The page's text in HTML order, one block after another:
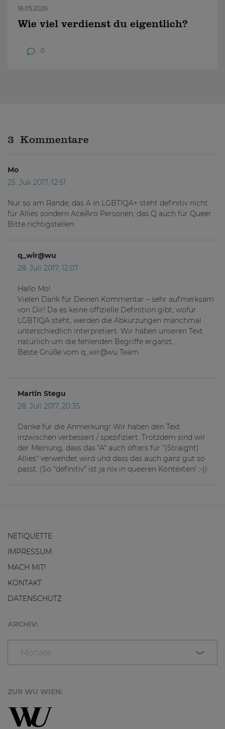
18.05.2026
Wie viel verdienst du eigentlich?
0
3 Kommentare
Mo
25. Juli 2017, 12:51
Nur so am Rande, das A in LGBTIQA+ steht definitiv nicht
für Allies sondern Ace/Aro Personen, das Q auch für Queer.
Bitte richtigstellen.
q_wir@wu
28. Juli 2017, 12:07
Hallo Mo!
Vielen Dank für Deinen Kommentar – sehr aufmerksam
von Dir! Da es keine offizielle Definition gibt, wofür
LGBTIQA steht, werden die Abkürzungen manchmal
unterschiedlich interpretiert. Wir haben unseren Text
natürlich um die fehlenden Begriffe ergänzt.
Beste Grüße vom q_wir@wu Team
Martin Stegu
28. Juli 2017, 20:35
Danke für die Anmerkung! Wir haben den Text
inzwischen verbessert / spezifiziert. Trotzdem sind wir
der Meinung, dass das "A" auch öfters für "(Straight)
Allies" verwendet wird und dass das auch ganz gut so
passt. (So "definitiv" ist ja nix in queeren Kontexten! ;-))
NETIQUETTE
IMPRESSUM
MACH MIT!
KONTAKT
DATENSCHUTZ
ARCHIV:
Monate
ZUR WU WIEN: